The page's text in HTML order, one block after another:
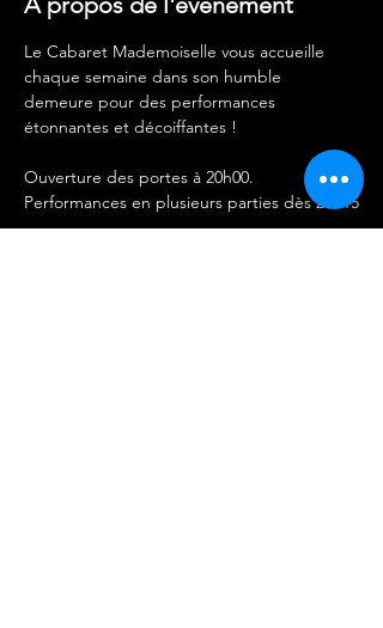
Le Cabaret Mademoiselle vous accueille
chaque semaine dans son humble
demeure pour des performances
étonnantes et décoiffantes !
Ouverture des portes à 20h00.
Performances en plusieurs parties dès 21h15